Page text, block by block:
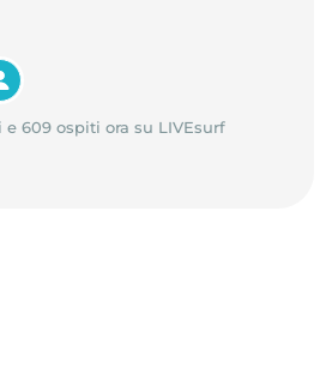
e 609 ospiti ora su LIVEsurf